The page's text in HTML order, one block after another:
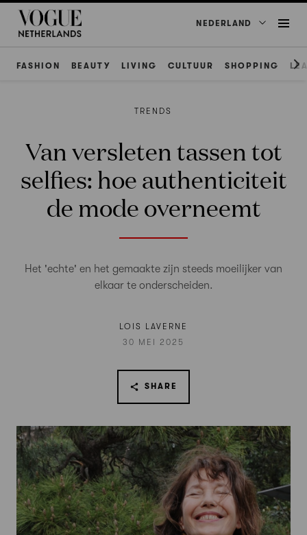
NEDERLAND
FASHION BEAUTY LIVING CULTUUR SHOPPING
TRENDS
Van versleten tassen tot
selfies: hoe authenticiteit
de mode overneemt
Het 'echte' en het gemaakte zijn steeds moeilijker van
elkaar te onderscheiden.
LOIS LAVERNE
30 MEI 2025
SHARE